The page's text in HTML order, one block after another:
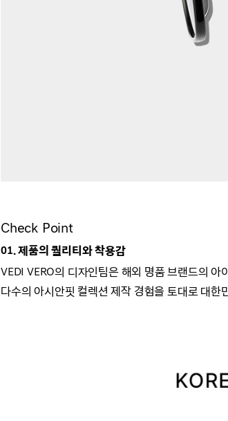
Check Point
01. 제품의 퀄리티와 착용감
VEDI VERO의 디자인팀은 해외 명품 브랜드의 아
다수의 아시안핏 컬렉션 제작 경험을 토대로 대한